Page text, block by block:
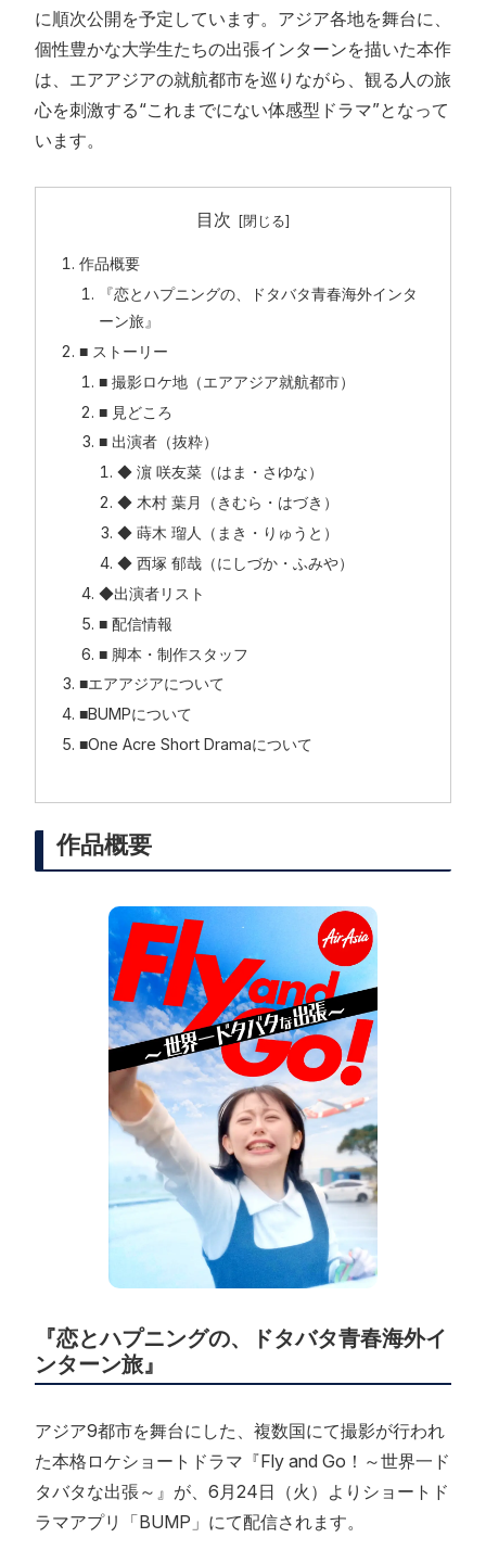
に順次公開を予定しています。アジア各地を舞台に、
個性豊かな大学生たちの出張インターンを描いた本作
は、エアアジアの就航都市を巡りながら、観る人の旅
心を刺激する“これまでにない体感型ドラマ”となって
います。
目次
作品概要
『恋とハプニングの、ドタバタ青春海外インタ
ーン旅』
■ ストーリー
■ 撮影ロケ地（エアアジア就航都市）
■ 見どころ
■ 出演者（抜粋）
◆ 濵 咲友菜（はま・さゆな）
◆ 木村 葉月（きむら・はづき）
◆ 蒔木 瑠人（まき・りゅうと）
◆ 西塚 郁哉（にしづか・ふみや）
◆出演者リスト
■ 配信情報
■ 脚本・制作スタッフ
■エアアジアについて
■BUMPについて
■One Acre Short Dramaについて
作品概要
『恋とハプニングの、ドタバタ青春海外イ
ンターン旅』
アジア9都市を舞台にした、複数国にて撮影が行われ
た本格ロケショートドラマ『Fly and Go！～世界一ド
タバタな出張～』が、6月24日（火）よりショートド
ラマアプリ「BUMP」にて配信されます。